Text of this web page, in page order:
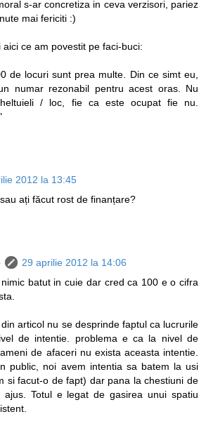
s-ar concretiza in ceva verzisori, pariez
mai fericiti :)
aici ce am povestit pe faci-buci:
de locuri sunt prea multe. Din ce simt eu,
numar rezonabil pentru acest oras. Nu
/ loc, fie ca este ocupat fie nu.
2012 la 13:45
ați făcut rost de finanțare?
29 aprilie 2012 la 14:06
batut in cuie dar cred ca 100 e o cifra
articol nu se desprinde faptul ca lucrurile
de intentie. problema e ca la nivel de
de afaceri nu exista aceasta intentie.
public, noi avem intentia sa batem la usi
si facut-o de fapt) dar pana la chestiuni de
ajus. Totul e legat de gasirea unui spatiu